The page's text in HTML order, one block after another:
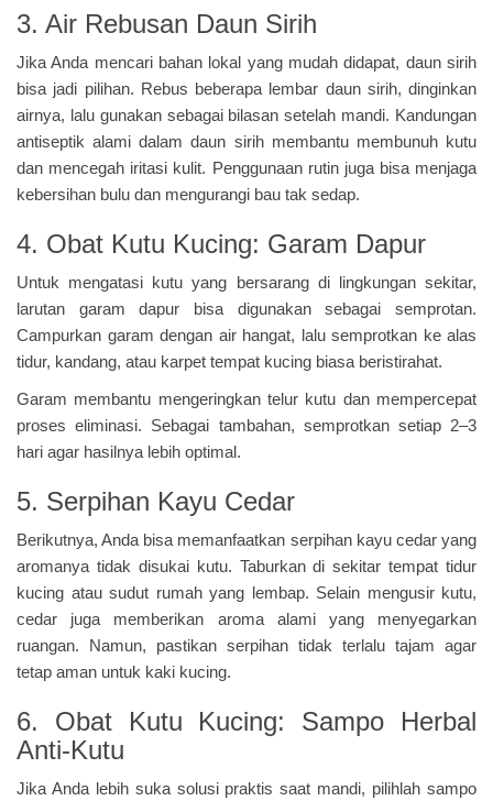
3. Air Rebusan Daun Sirih
Jika Anda mencari bahan lokal yang mudah didapat, daun sirih
bisa jadi pilihan. Rebus beberapa lembar daun sirih, dinginkan
airnya, lalu gunakan sebagai bilasan setelah mandi. Kandungan
antiseptik alami dalam daun sirih membantu membunuh kutu
dan mencegah iritasi kulit. Penggunaan rutin juga bisa menjaga
kebersihan bulu dan mengurangi bau tak sedap.
4. Obat Kutu Kucing: Garam Dapur
Untuk mengatasi kutu yang bersarang di lingkungan sekitar,
larutan garam dapur bisa digunakan sebagai semprotan.
Campurkan garam dengan air hangat, lalu semprotkan ke alas
tidur, kandang, atau karpet tempat kucing biasa beristirahat.
Garam membantu mengeringkan telur kutu dan mempercepat
proses eliminasi. Sebagai tambahan, semprotkan setiap 2–3
hari agar hasilnya lebih optimal.
5. Serpihan Kayu Cedar
Berikutnya, Anda bisa memanfaatkan serpihan kayu cedar yang
aromanya tidak disukai kutu. Taburkan di sekitar tempat tidur
kucing atau sudut rumah yang lembap. Selain mengusir kutu,
cedar juga memberikan aroma alami yang menyegarkan
ruangan. Namun, pastikan serpihan tidak terlalu tajam agar
tetap aman untuk kaki kucing.
6. Obat Kutu Kucing: Sampo Herbal
Anti-Kutu
Jika Anda lebih suka solusi praktis saat mandi, pilihlah sampo